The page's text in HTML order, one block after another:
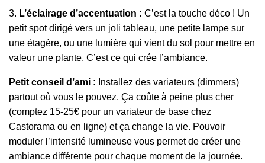
3. L’éclairage d’accentuation : C’est la touche déco ! Un
petit spot dirigé vers un joli tableau, une petite lampe sur
une étagère, ou une lumière qui vient du sol pour mettre en
valeur une plante. C’est ce qui crée l’ambiance.
Petit conseil d’ami : Installez des variateurs (dimmers)
partout où vous le pouvez. Ça coûte à peine plus cher
(comptez 15-25€ pour un variateur de base chez
Castorama ou en ligne) et ça change la vie. Pouvoir
moduler l’intensité lumineuse vous permet de créer une
ambiance différente pour chaque moment de la journée.